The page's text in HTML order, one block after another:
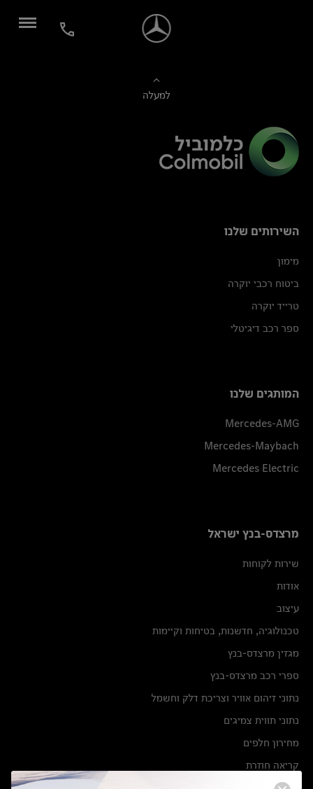
למעלה
השירותים שלנו
מימון
ביטוח רכבי יוקרה
טרייד יוקרה
ספר רכב דיגיטלי
המותגים שלנו
Mercedes-AMG
Mercedes-Maybach
Mercedes Electric
מרצדס-בנץ ישראל
שירות לקוחות
אודות
עיצוב
טכנולוגיה, חדשנות, בטיחות וקיימות
מגזין מרצדס-בנץ
ספרי רכב מרצדס-בנץ
נתוני זיהום אוויר וצריכת דלק וחשמל
נתוני תווית צמיגים
מחירון חלפים
קריאה חוזרת